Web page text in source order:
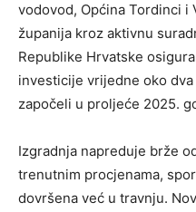
vodovod, Općina Tordinci
županija kroz aktivnu
Republike Hrvatske
investicije vrijedne oko
započeli u proljeće 2025.
Izgradnja napreduje brže
trenutnim procjenama,
dovršena već u travnju.